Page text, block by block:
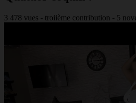
3 478 vues - troiième contribution - 5